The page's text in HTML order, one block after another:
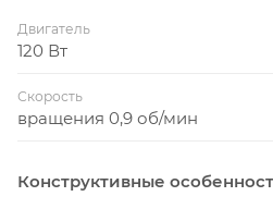
Улучшить
Двигатель
120 Вт
Скорость
вращения 0,9 об/мин
Конструктивные